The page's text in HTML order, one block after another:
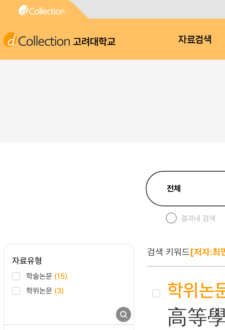
고려대학교 자료검색
결과내 검색
자료유형
학술논문 (15)
학위논문 (3)
검색 키워드[저자:최
학위논
高等